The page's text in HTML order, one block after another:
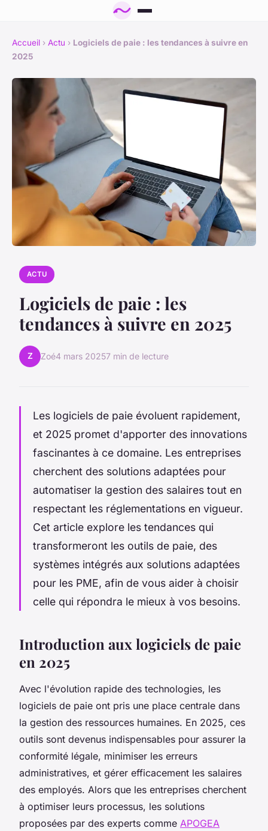
Accueil › Actu › Logiciels de paie : les tendances à suivre en
2025
ACTU
Logiciels de paie : les
tendances à suivre en 2025
Z Zoé4 mars 20257 min de lecture
Les logiciels de paie évoluent rapidement,
et 2025 promet d'apporter des innovations
fascinantes à ce domaine. Les entreprises
cherchent des solutions adaptées pour
automatiser la gestion des salaires tout en
respectant les réglementations en vigueur.
Cet article explore les tendances qui
transformeront les outils de paie, des
systèmes intégrés aux solutions adaptées
pour les PME, afin de vous aider à choisir
celle qui répondra le mieux à vos besoins.
Introduction aux logiciels de paie
en 2025
Avec l'évolution rapide des technologies, les
logiciels de paie ont pris une place centrale dans
la gestion des ressources humaines. En 2025, ces
outils sont devenus indispensables pour assurer la
conformité légale, minimiser les erreurs
administratives, et gérer efficacement les salaires
des employés. Alors que les entreprises cherchent
à optimiser leurs processus, les solutions
proposées par des experts comme APOGEA